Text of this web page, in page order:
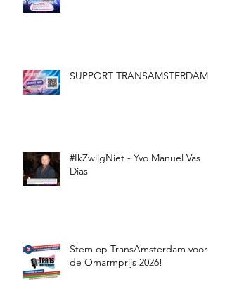
SUPPORT TRANSAMSTERDAM
#IkZwijgNiet - Yvo Manuel Vas
Dias
Stem op TransAmsterdam voor
de Omarmprijs 2026!